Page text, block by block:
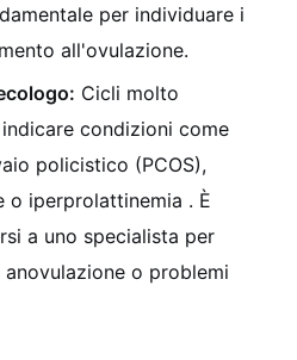
per individuare i
all'ovulazione.
Cicli molto
condizioni come
policistico (PCOS),
o iperprolattinemia . È
a uno specialista per
o problemi